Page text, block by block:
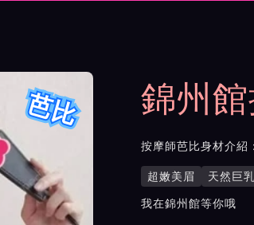
錦州
按摩師芭比身材介紹：
按摩師芭比
超嫩美眉 天然巨乳
按摩師芭比
我在錦州館等你哦
與影片介紹及客戶評價截屏
芭比